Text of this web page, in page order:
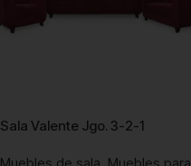
Sala Valente Jgo. 3-2-1